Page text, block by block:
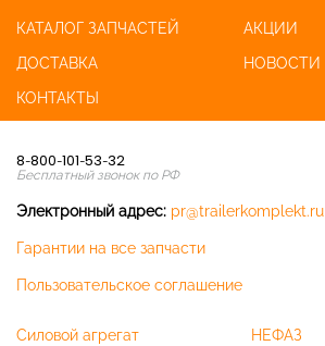
КАТАЛОГ ЗАПЧАСТЕЙ
АКЦИИ
ДОСТАВКА
НОВОСТИ
КОНТАКТЫ
8-800-101-53-32
Бесплатный звонок по РФ
Электронный адрес: pr@trailerkomplekt.ru
Гарантии на все запчасти
Пользовательское соглашение
Силовой агрегат НЕФАЗ